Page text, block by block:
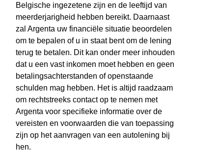
Belgische ingezetene zijn en de leeftijd van
meerderjarigheid hebben bereikt. Daarnaast
zal Argenta uw financiële situatie beoordelen
om te bepalen of u in staat bent om de lening
terug te betalen. Dit kan onder meer inhouden
dat u een vast inkomen moet hebben en geen
betalingsachterstanden of openstaande
schulden mag hebben. Het is altijd raadzaam
om rechtstreeks contact op te nemen met
Argenta voor specifieke informatie over de
vereisten en voorwaarden die van toepassing
zijn op het aanvragen van een autolening bij
hen.